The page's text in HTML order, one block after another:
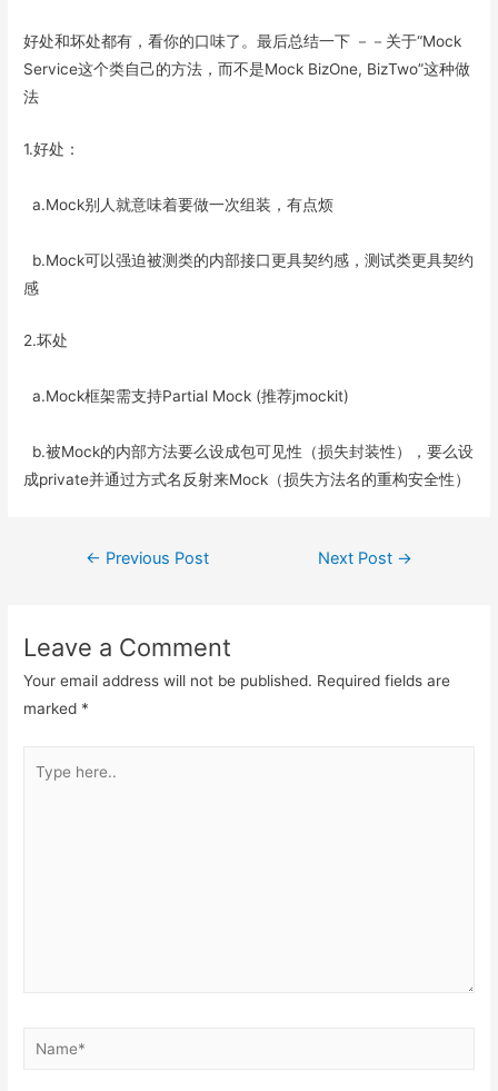
好处和坏处都有，看你的口味了。最后总结一下 －－关于“Mock
Service这个类自己的方法，而不是Mock BizOne, BizTwo”这种做
法
1.好处：
a.Mock别人就意味着要做一次组装，有点烦
b.Mock可以强迫被测类的内部接口更具契约感，测试类更具契约
感
2.坏处
a.Mock框架需支持Partial Mock (推荐jmockit)
b.被Mock的内部方法要么设成包可见性（损失封装性），要么设
成private并通过方式名反射来Mock（损失方法名的重构安全性）
Post
← Previous Post Next Post →
Leave a Comment
Your email address will not be published. Required fields are
marked *
here..
Name*